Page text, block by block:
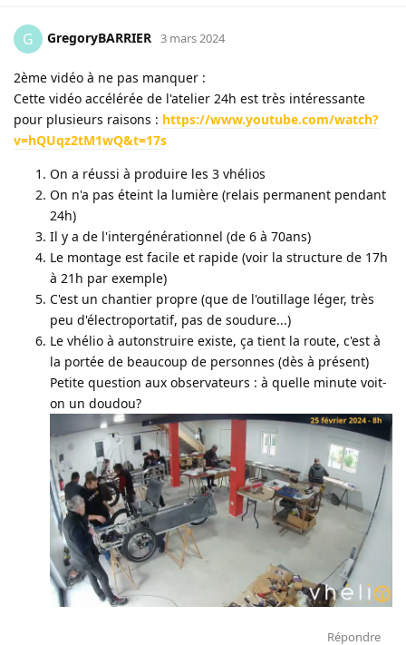
G GregoryBARRIER 3 mars 2024
2ème vidéo à ne pas manquer :
Cette vidéo accélérée de l'atelier 24h est très intéressante
pour plusieurs raisons : https://www.youtube.com/watch?
v=hQUqz2tM1wQ&t=17s
On a réussi à produire les 3 vhélios
On n'a pas éteint la lumière (relais permanent pendant
24h)
Il y a de l'intergénérationnel (de 6 à 70ans)
Le montage est facile et rapide (voir la structure de 17h
à 21h par exemple)
C'est un chantier propre (que de l'outillage léger, très
peu d'électroportatif, pas de soudure...)
Le vhélio à autonstruire existe, ça tient la route, c'est à
la portée de beaucoup de personnes (dès à présent)
Petite question aux observateurs : à quelle minute voit-
on un doudou?
Répondre